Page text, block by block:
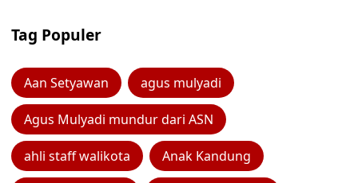
Tag Populer
Aan Setyawan agus mulyadi
Agus Mulyadi mundur dari ASN
ahli staff walikota Anak Kandung